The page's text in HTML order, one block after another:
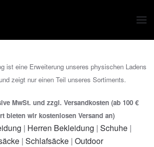
springen
ist eine Erweiterung unseres physischen Ladens
zeigt nur einen Teil unseres Sortiments.
MwSt. und zzgl. Versandkosten (ab 100 €
bieten wir kostenlosen Versand an)
| Herren Bekleidung | Schuhe |
| Schlafsäcke| Outdoor